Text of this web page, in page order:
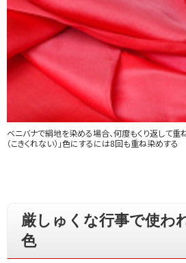
ベニバナで絹地を染める場合、何度もくり返して重
（こきくれない）」色にするには8回も重ね染めする
厳しゅくな行事で使わ
色